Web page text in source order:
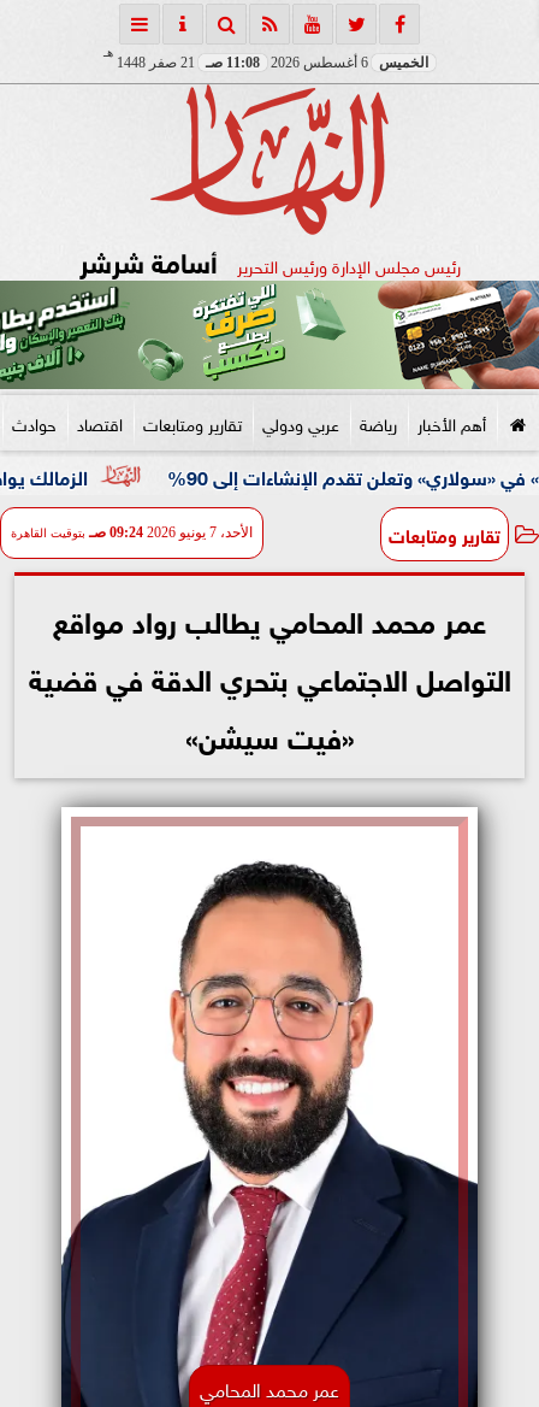
الخميس 11:08 صـ 21 صفر 1448
هـ
رئيس مجلس الإدارة ورئيس التحرير أسامة شرشر
أهم الأخبار رياضة عربي ودولي تقارير ومتابعات اقتصاد حوادث
الزمالك يواصل
تقارير ومتابعات الأحد، 7 يونيو 2026 09:24 صـ بتوقيت القاهرة
عمر محمد المحامي يطالب رواد مواقع
التواصل الاجتماعي بتحري الدقة في قضية
«فيت سيشن»
عمر محمد المحامي